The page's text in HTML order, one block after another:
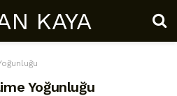
KAYA
Yoğunluğu